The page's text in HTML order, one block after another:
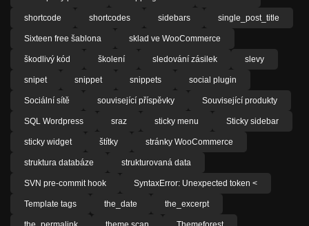
shortcode shortcodes sidebars single_post_title
Sixteen free šablona sklad ve WooCommerce
škodlivý kód školení sledování zásilek slevy
snipet snippet snippets social plugin
Sociální sítě související příspěvky Související produkty
SQL Wordpress sraz sticky menu Sticky sidebar
sticky widget štítky stránky WooCommerce
struktura databáze strukturovaná data
SVN pre-commit hook SyntaxError: Unexpected token <
Template tags the_date the_excerpt